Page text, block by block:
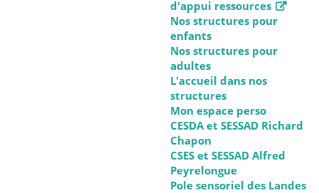
d'appui ressources
Nos structures pour
enfants
Nos structures pour
adultes
L'accueil dans nos
structures
Mon espace perso
CESDA et SESSAD Richard
Chapon
CSES et SESSAD Alfred
Peyrelongue
Pole sensoriel des Landes